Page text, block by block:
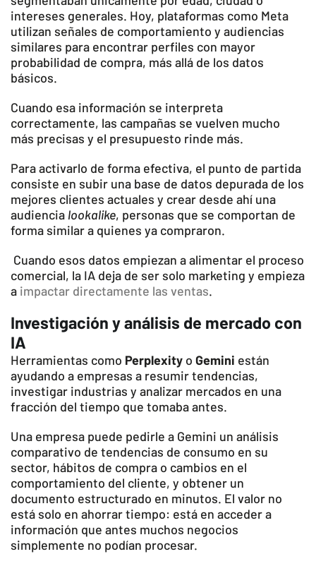
intereses generales. Hoy, plataformas como Meta
utilizan señales de comportamiento y audiencias
similares para encontrar perfiles con mayor
probabilidad de compra, más allá de los datos
básicos.
Cuando esa información se interpreta
correctamente, las campañas se vuelven mucho
más precisas y el presupuesto rinde más.
Para activarlo de forma efectiva, el punto de partida
consiste en subir una base de datos depurada de los
mejores clientes actuales y crear desde ahí una
audiencia lookalike, personas que se comportan de
forma similar a quienes ya compraron.
Cuando esos datos empiezan a alimentar el proceso
comercial, la IA deja de ser solo marketing y empieza
a impactar directamente las ventas.
Investigación y análisis de mercado con
IA
Herramientas como Perplexity o Gemini están
ayudando a empresas a resumir tendencias,
investigar industrias y analizar mercados en una
fracción del tiempo que tomaba antes.
Una empresa puede pedirle a Gemini un análisis
comparativo de tendencias de consumo en su
sector, hábitos de compra o cambios en el
comportamiento del cliente, y obtener un
documento estructurado en minutos. El valor no
está solo en ahorrar tiempo: está en acceder a
información que antes muchos negocios
simplemente no podían procesar.